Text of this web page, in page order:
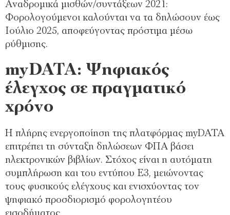
Αναδρομικά μισθών/συντάξεων 2021:
Φορολογούμενοι καλούνται να τα δηλώσουν έως
Ιούλιο 2025, αποφεύγοντας πρόστιμα μέσω
ρύθμισης.
myDATA: Ψηφιακός
έλεγχος σε πραγματικό
χρόνο
Η πλήρης ενεργοποίηση της πλατφόρμας myDATA
επιτρέπει τη σύνταξη δηλώσεων ΦΠΑ βάσει
ηλεκτρονικών βιβλίων. Στόχος είναι η αυτόματη
συμπλήρωση και του εντύπου Ε3, μειώνοντας
τους φυσικούς ελέγχους και ενισχύοντας τον
ψηφιακό προσδιορισμό φορολογητέου